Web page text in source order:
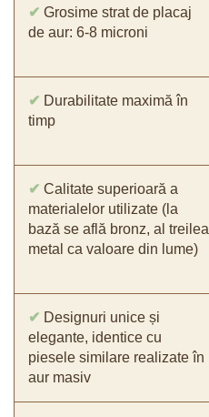
✔ Grosime strat de placaj
de aur: 6-8 microni
✔ Durabilitate maximă în
timp
✔ Calitate superioară a
materialelor utilizate (la
bază se află bronz, al treilea
metal ca valoare din lume)
✔ Designuri unice și
elegante, identice cu
piesele similare realizate în
aur masiv